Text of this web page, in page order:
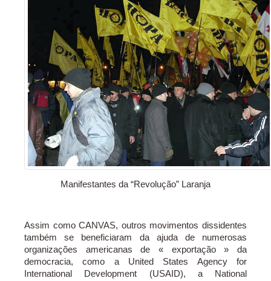
Manifestantes da “Revolução” Laranja
Assim como CANVAS, outros movimentos dissidentes
também se beneficiaram da ajuda de numerosas
organizações americanas de « exportação » da
democracia, como a United States Agency for
International Development (USAID), a National